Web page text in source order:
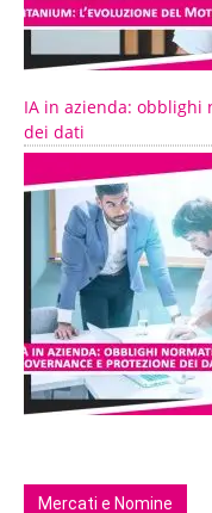
IA in azienda: obblighi
dei dati
Mercati e Nomine